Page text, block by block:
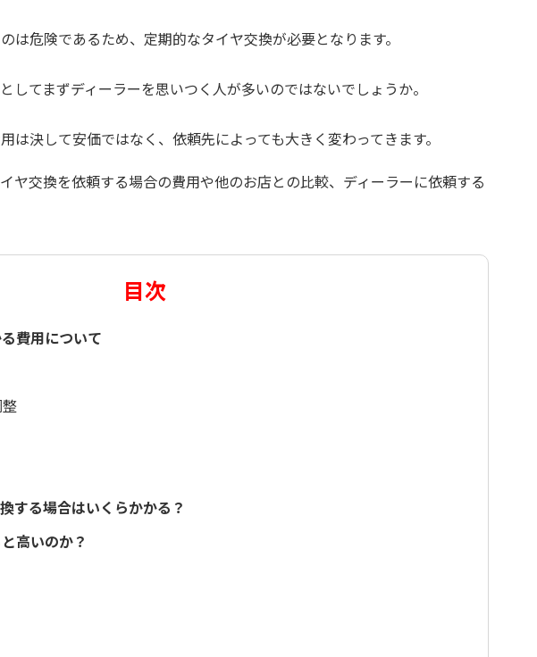
は危険であるため、定期的なタイヤ交換が必要となります。
してまずディーラーを思いつく人が多いのではないでしょうか。
は決して安価ではなく、依頼先によっても大きく変わってきます。
ヤ交換を依頼する場合の費用や他のお店との比較、ディーラーに依頼する
目次
費用について
する場合はいくらかかる？
高いのか？